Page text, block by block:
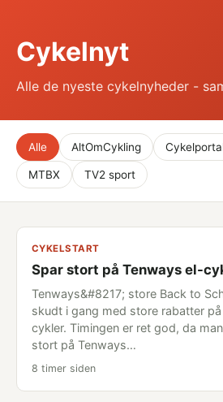
Cykelnyt
Alle de nyeste cykelnyheder -
Alle AltOmCykling
MTBX TV2 sport
CYKELSTART
Spar stort på Tenways el-
Tenways&#8217; store Back to
skudt i gang med store rabatter
cykler. Timingen er ret god, da
stort på Tenways…
8 timer siden